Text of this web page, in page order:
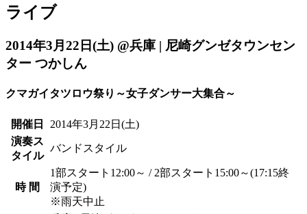
ライブ
2014年3月22日(土) @兵庫 | 尼崎グンゼタウンセン
ター つかしん
クマガイタツロウ祭り～女子ダンサー大集合～
開催日 2014年3月22日 (土)
演奏ス
タイル
バンドスタイル
時 間
1部スタート12:00～ / 2部スタート15:00～(17:15終
演予定)
※雨天中止